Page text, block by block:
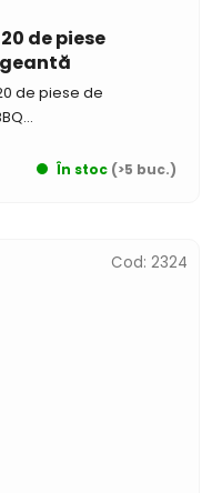
de piese
În stoc (>5 buc.)
de piese de
Cod: 2324